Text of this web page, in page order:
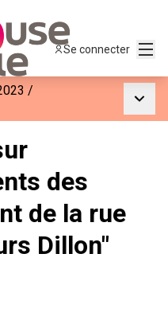
Se connecter
/
des
de la rue
Dillon"